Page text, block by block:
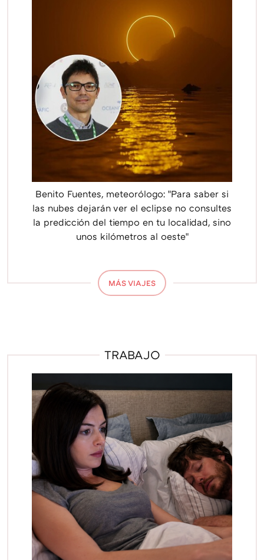
Benito Fuentes, meteorólogo: "Para saber si
las nubes dejarán ver el eclipse no consultes
la predicción del tiempo en tu localidad, sino
unos kilómetros al oeste"
MÁS VIAJES
TRABAJO